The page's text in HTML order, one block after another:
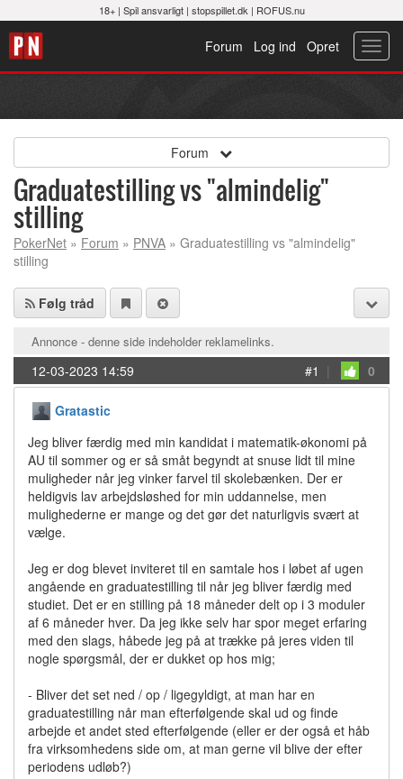
18+ | Spil ansvarligt| stopspillet.dk | ROFUS.nu
Opret
Log ind
Forum
Forum
Graduatestilling vs "almindelig"
stilling
PokerNet » Forum » PNVA » Graduatestilling vs "almindelig"
stilling
Følg tråd
Annonce - denne side indeholder reklamelinks.
12-03-2023 14:59 #1 | 0
Gratastic
Jeg bliver færdig med min kandidat i matematik-økonomi på
AU til sommer og er så småt begyndt at snuse lidt til mine
muligheder når jeg vinker farvel til skolebænken. Der er
heldigvis lav arbejdsløshed for min uddannelse, men
mulighederne er mange og det gør det naturligvis svært at
vælge.
Jeg er dog blevet inviteret til en samtale hos i løbet af ugen
angående en graduatestilling til når jeg bliver færdig med
studiet. Det er en stilling på 18 måneder delt op i 3 moduler
af 6 måneder hver. Da jeg ikke selv har spor meget erfaring
med den slags, håbede jeg på at trække på jeres viden til
nogle spørgsmål, der er dukket op hos mig;
- Bliver det set ned / op / ligegyldigt, at man har en
graduatestilling når man efterfølgende skal ud og finde
arbejde et andet sted efterfølgende (eller er der også et håb
fra virksomhedens side om, at man gerne vil blive der efter
periodens udløb?)